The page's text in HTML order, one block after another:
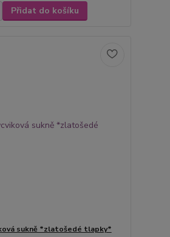
Přidat do košíku
sukně *zlatošedé tlapky*